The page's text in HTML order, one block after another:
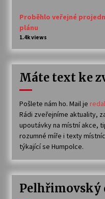
Proběhlo veřejné
plánu
1.4k views
Máte text ke
Pošlete nám ho. Mail je
Rádi zveřejníme aktuality,
upoutávky na místní akce,
rozumné míře i texty
týkající se Humpolce.
Pelhřimovský